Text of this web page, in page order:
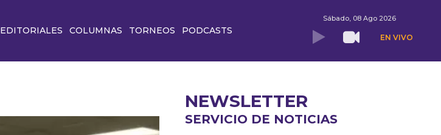
EDITORIALES COLUMNAS TORNEOS PODCASTS
Sábado, 08 Ago 2026
EN VIVO
NEWSLETTER
SERVICIO DE NOTICIAS